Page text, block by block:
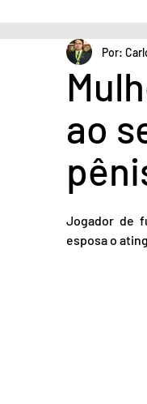
COVID-19 DF COVID-
Acidente em Goiás
ao
Por:
Jogador de
esposa o